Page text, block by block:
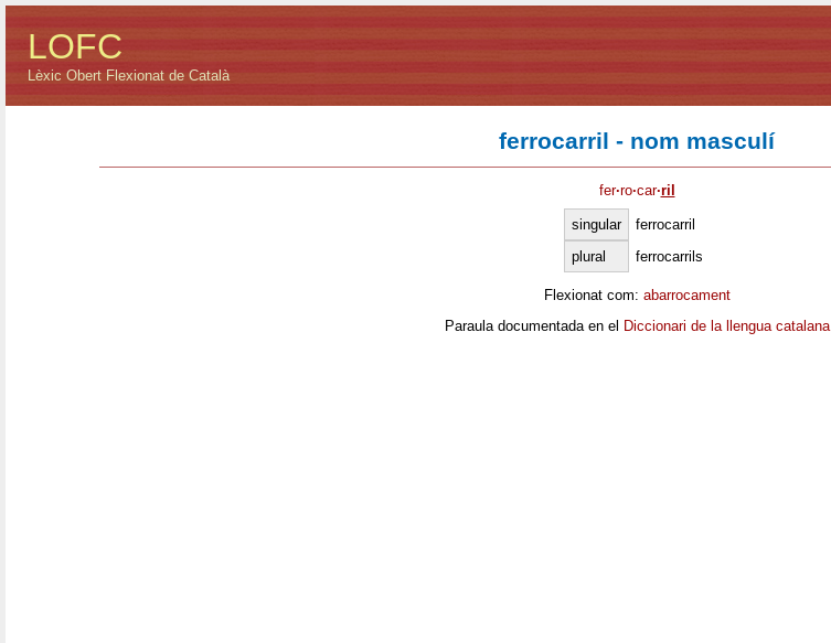
LOFC
Lèxic Obert Flexionat de Català
ferrocarril - nom masculí
fer·ro·car·ril
singular
ferrocarril
plural
ferrocarrils
Flexionat com: abarrocament
Paraula documentada en el Diccionari de la llengua catalana